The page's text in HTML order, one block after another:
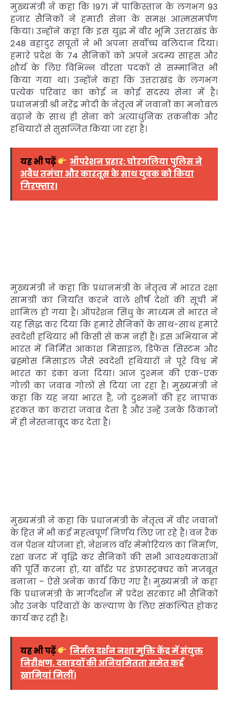
मुख्यमंत्री ने कहा कि 1971 में पाकिस्तान के लगभग 93
हजार सैनिकों ने हमारी सेना के समक्ष आत्मसमर्पण
किया। उन्होंने कहा कि इस युद्ध में वीर भूमि उत्तराखंड के
248 बहादुर सपूतों ने भी अपना सर्वोच्च बलिदान दिया।
हमारे प्रदेश के 74 सैनिकों को अपने अदम्य साहस और
शौर्य के लिए विभिन्न वीरता पदकों से सम्मानित भी
किया गया था। उन्होंने कहा कि उत्तराखंड के लगभग
प्रत्येक परिवार का कोई न कोई सदस्य सेना में है।
प्रधानमंत्री श्री नरेंद्र मोदी के नेतृत्व में जवानों का मनोबल
बढ़ाने के साथ ही सेना को अत्याधुनिक तकनीक और
हथियारों से सुसज्जित किया जा रहा है।
यह भी पढ़ें
ऑपरेशन प्रहार: चोरगलिया पुलिस ने
अवैध तमंचा और कारतूस के साथ युवक को किया
गिरफ्तार।
मुख्यमंत्री ने कहा कि प्रधानमंत्री के नेतृत्व में भारत रक्षा
सामग्री का निर्यात करने वाले शीर्ष देशों की सूची में
शामिल हो गया है। ऑपरेशन सिंधु के माध्यम से भारत ने
यह सिद्ध कर दिया कि हमारे सैनिकों के साथ-साथ हमारे
स्वदेशी हथियार भी किसी से कम नहीं हैं। इस अभियान में
भारत में निर्मित आकाश मिसाइल, डिफेंस सिस्टम और
ब्रह्मोस मिसाइल जैसे स्वदेशी हथियारों ने पूरे विश्व में
भारत का डंका बजा दिया। आज दुश्मन की एक-एक
गोली का जवाब गोलों से दिया जा रहा है। मुख्यमंत्री ने
कहा कि यह नया भारत है, जो दुश्मनों की हर नापाक
हरकत का करारा जवाब देता है और उन्हें उनके ठिकानों
में ही नेस्तनाबूद कर देता है।
मुख्यमंत्री ने कहा कि प्रधानमंत्री के नेतृत्व में वीर जवानों
के हित में भी कई महत्वपूर्ण निर्णय लिए जा रहे हैं। वन रैंक
वन पेंशन योजना हो, नेशनल वॉर मेमोरियल का निर्माण,
रक्षा बजट में वृद्धि कर सैनिकों की सभी आवश्यकताओं
की पूर्ति करना हो, या बॉर्डर पर इंफ्रास्ट्रक्चर को मजबूत
बनाना – ऐसे अनेक कार्य किए गए हैं। मुख्यमंत्री ने कहा
कि प्रधानमंत्री के मार्गदर्शन में प्रदेश सरकार भी सैनिकों
और उनके परिवारों के कल्याण के लिए संकल्पित होकर
कार्य कर रही है।
यह भी पढ़ें
निर्मल दर्शन नशा मुक्ति केंद्र में संयुक्त
निरीक्षण, दवाइयों की अनियमितता समेत कई
खामियां मिलीं।